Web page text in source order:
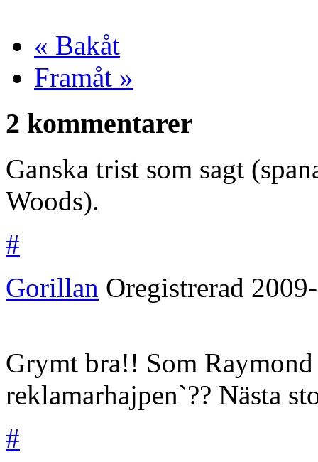
« Bakåt
Framåt »
2 kommentarer
Ganska trist som sagt
Woods).
#
Gorillan Oregistrerad
Grymt bra!! Som
reklamarhajpen`?? Nästa
#